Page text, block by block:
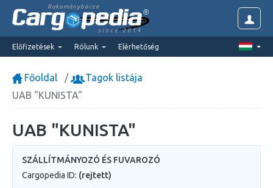
Rakománybörze
since 2014
Előfizetések Rólunk Elérhetőség
Főoldal
Tagok listája
UAB "KUNISTA"
UAB "KUNISTA"
SZÁLLÍTMÁNYOZÓ ÉS FUVAROZÓ
Cargopedia ID: (rejtett)